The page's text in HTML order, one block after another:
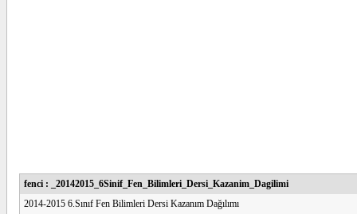
fenci : _20142015_6Sinif_Fen_Bilimleri_Dersi_Kazanim_Dagilimi
2014-2015 6.Sınıf Fen Bilimleri Dersi Kazanım Dağılımı